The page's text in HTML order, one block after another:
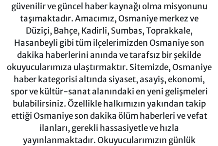
güvenilir ve güncel haber kaynağı olma misyonunu
taşımaktadır. Amacımız, Osmaniye merkez ve
Düziçi, Bahçe, Kadirli, Sumbas, Toprakkale,
Hasanbeyli gibi tüm ilçelerimizden Osmaniye son
dakika haberlerini anında ve tarafsız bir şekilde
okuyucularımıza ulaştırmaktır. Sitemizde, Osmaniye
haber kategorisi altında siyaset, asayiş, ekonomi,
spor ve kültür-sanat alanındaki en yeni gelişmeleri
bulabilirsiniz. Özellikle halkımızın yakından takip
ettiği Osmaniye son dakika ölüm haberleri ve vefat
ilanları, gerekli hassasiyetle ve hızla
yayınlanmaktadır. Okuyucularımızın günlük